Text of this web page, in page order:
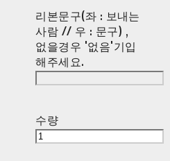
리본문구(좌 : 보내는
사람 // 우 : 문구) ,
없을경우 '없음'기입
해주세요.
수량